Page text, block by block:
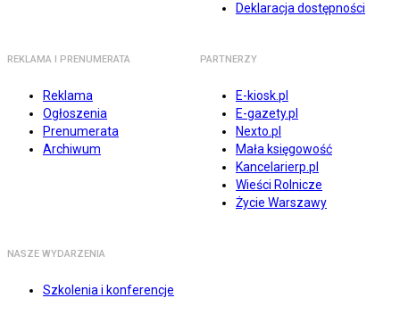
Deklaracja dostępności
REKLAMA I PRENUMERATA
Reklama
Ogłoszenia
Prenumerata
Archiwum
PARTNERZY
E-kiosk.pl
E-gazety.pl
Nexto.pl
Mała księgowość
Kancelarierp.pl
Wieści Rolnicze
Życie Warszawy
NASZE WYDARZENIA
Szkolenia i konferencje